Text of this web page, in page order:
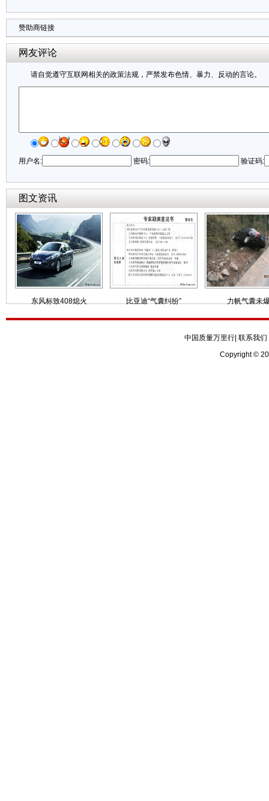
赞助商链接
网友评论
请自觉遵守互联网相关的政策法规，严禁发布色情、暴力、反动的言论。
用户名: 密码: 验证码:
图文资讯
东风标致408熄火 比亚迪“气囊纠纷” 力帆气囊未
中国质量万里行 联系我们
Copyright ©